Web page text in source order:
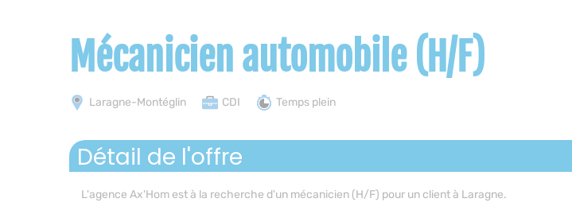
Mécanicien automobile (H/F)
Laragne-Montéglin CDI Temps plein
Détail de l'offre
L'agence Ax'Hom est à la recherche d'un mécanicien (H/F) pour un client à Laragne.